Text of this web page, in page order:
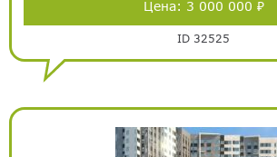
Цена: 3 000 000 ₽
ID 32525